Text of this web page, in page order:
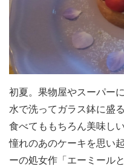
初夏。果物屋やスーパー
水で洗ってガラス鉢に盛
食べてももちろん美味し
憧れのあのケーキを思い
ーの処女作「エーミール